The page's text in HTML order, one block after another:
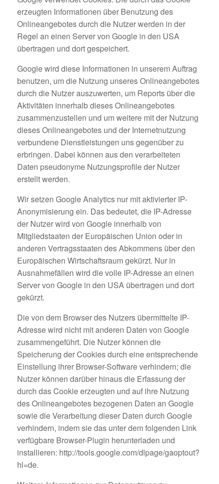
erzeugten Informationen über Benutzung des
Onlineangebotes durch die Nutzer werden in der
Regel an einen Server von Google in den USA
übertragen und dort gespeichert.
Google wird diese Informationen in unserem Auftrag
benutzen, um die Nutzung unseres Onlineangebotes
durch die Nutzer auszuwerten, um Reports über die
Aktivitäten innerhalb dieses Onlineangebotes
zusammenzustellen und um weitere mit der Nutzung
dieses Onlineangebotes und der Internetnutzung
verbundene Dienstleistungen uns gegenüber zu
erbringen. Dabei können aus den verarbeiteten
Daten pseudonyme Nutzungsprofile der Nutzer
erstellt werden.
Wir setzen Google Analytics nur mit aktivierter IP-
Anonymisierung ein. Das bedeutet, die IP-Adresse
der Nutzer wird von Google innerhalb von
Mitgliedstaaten der Europäischen Union oder in
anderen Vertragsstaaten des Abkommens über den
Europäischen Wirtschaftsraum gekürzt. Nur in
Ausnahmefällen wird die volle IP-Adresse an einen
Server von Google in den USA übertragen und dort
gekürzt.
Die von dem Browser des Nutzers übermittelte IP-
Adresse wird nicht mit anderen Daten von Google
zusammengeführt. Die Nutzer können die
Speicherung der Cookies durch eine entsprechende
Einstellung ihrer Browser-Software verhindern; die
Nutzer können darüber hinaus die Erfassung der
durch das Cookie erzeugten und auf ihre Nutzung
des Onlineangebotes bezogenen Daten an Google
sowie die Verarbeitung dieser Daten durch Google
verhindern, indem sie das unter dem folgenden Link
verfügbare Browser-Plugin herunterladen und
installieren: http://tools.google.com/dlpage/gaoptout?
hl=de.